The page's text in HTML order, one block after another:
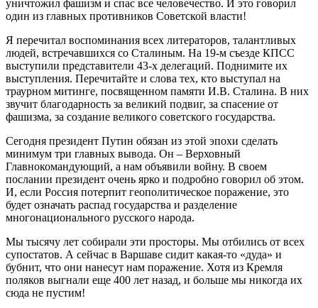
уничтожил фашизм и спас все человечество. И это говорил
один из главных противников Советской власти!
Я перечитал воспоминания всех литераторов, талантливых
людей, встречавшихся со Сталиным. На 19-м съезде КПСС
выступили представители 43-х делегаций. Поднимите их
выступления. Перечитайте и слова тех, кто выступал на
траурном митинге, посвященном памяти И.В. Сталина. В них
звучит благодарность за великий подвиг, за спасение от
фашизма, за создание великого советского государства.
Сегодня президент Путин обязан из этой эпохи сделать
минимум три главных вывода. Он – Верховный
Главнокомандующий, а нам объявили войну. В своем
послании президент очень ярко и подробно говорил об этом.
И, если Россия потерпит геополитическое поражение, это
будет означать распад государства и разделение
многонационального русского народа.
Мы тысячу лет собирали эти просторы. Мы отбились от всех
супостатов. А сейчас в Варшаве сидит какая-то «дуда» и
бубнит, что они нанесут нам поражение. Хотя из Кремля
поляков выгнали еще 400 лет назад, и больше мы никогда их
сюда не пустим!